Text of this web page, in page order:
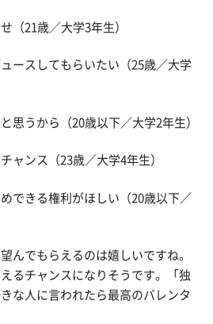
（21歳／大学3年生）
ースしてもらいたい（25歳／大学
思うから（20歳以下／大学2年生）
ャンス（23歳／大学4年生）
できる権利がほしい（20歳以下／
んでもらえるのは嬉しいですね。
るチャンスになりそうです。「独
な人に言われたら最高のバレンタ